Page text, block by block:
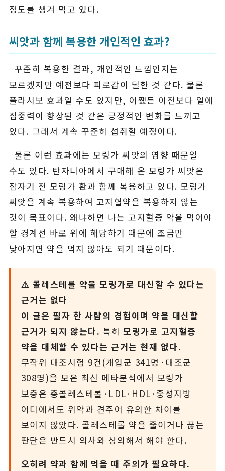
정도를 챙겨 먹고 있다.
씨앗과 함께 복용한 개인적인 효과?
꾸준히 복용한 결과, 개인적인 느낌인지는
모르겠지만 예전보다 피로감이 덜한 것 같다. 물론
플라시보 효과일 수도 있지만, 어쨌든 이전보다 일에
집중력이 향상된 것 같은 긍정적인 변화를 느끼고
있다. 그래서 계속 꾸준히 섭취할 예정이다.
물론 이런 효과에는 모링가 씨앗의 영향 때문일
수도 있다. 탄자니아에서 구매해 온 모링가 씨앗은
잠자기 전 모링가 환과 함께 복용하고 있다. 모링가
씨앗을 계속 복용하여 고지혈약을 복용하지 않는
것이 목표이다. 왜냐하면 나는 고지혈증 약을 먹어야
할 경계선 바로 위에 해당하기 때문에 조금만
낮아지면 약을 먹지 않아도 되기 때문이다.
⚠️ 콜레스테롤 약을 모링가로 대신할 수 있다는
근거는 없다
이 글은 필자 한 사람의 경험이며 약을 대신할
근거가 되지 않는다. 특히모링가로 고지혈증
약을 대체할 수 있다는 근거는 현재 없다.
무작위 대조시험 9건(개입군 341명·대조군
308명)을 모은 최신 메타분석에서 모링가
보충은 총콜레스테롤·LDL·HDL·중성지방
어디에서도 위약과 견주어 유의한 차이를
보이지 않았다. 콜레스테롤 약을 줄이거나 끊는
판단은 반드시 의사와 상의해서 해야 한다.
오히려 약과 함께 먹을 때 주의가 필요하다.